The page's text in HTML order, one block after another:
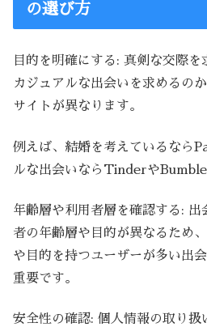
の選び方
目的を明確にする: 真剣な交際
カジュアルな出会いを求めるの
サイトが異なります。
例えば、結婚を考えているなら
ルな出会いならTinderやBumble
年齢層や利用者層を確認する: 出
者の年齢層や目的が異なるため
や目的を持つユーザーが多い出
重要です。
安全性の確認: 個人情報の取り扱